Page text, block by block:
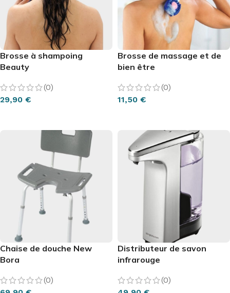
Brosse à shampoing
Beauty
(0)
29,90 €
Brosse de massage et de
bien être
(0)
11,50 €
Chaise de douche New
Bora
(0)
Distributeur de savon
infrarouge
(0)